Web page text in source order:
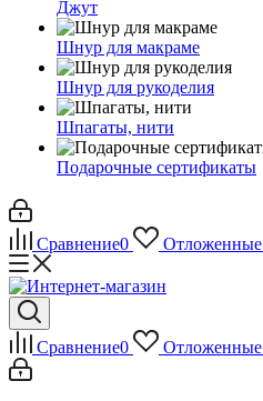
Джут
Шнур для макраме
Шнур для рукоделия
Шпагаты, нити
Подарочные сертификаты
Сравнение0 Отложенные
Сравнение0 Отложенные